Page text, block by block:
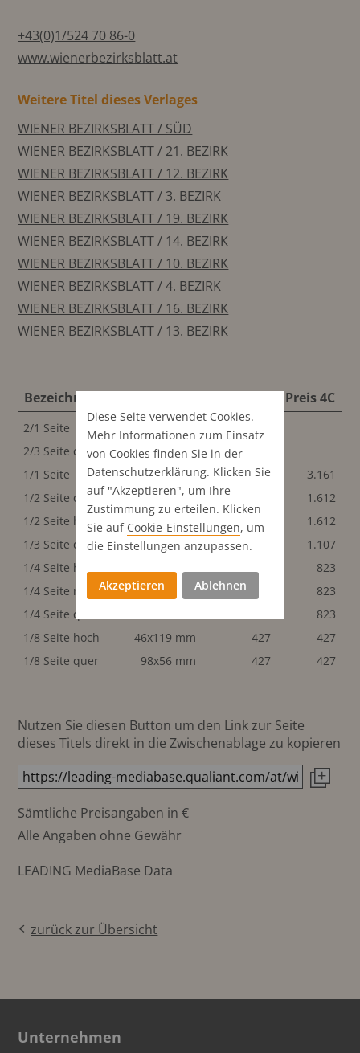
+43(0)1/524 70 86-0
www.wienerbezirksblatt.at
Weitere Titel dieses Verlages
WIENER BEZIRKSBLATT / SÜD
WIENER BEZIRKSBLATT / 21. BEZIRK
WIENER BEZIRKSBLATT / 12. BEZIRK
WIENER BEZIRKSBLATT / 3. BEZIRK
WIENER BEZIRKSBLATT / 19. BEZIRK
WIENER BEZIRKSBLATT / 14. BEZIRK
WIENER BEZIRKSBLATT / 10. BEZIRK
WIENER BEZIRKSBLATT / 4. BEZIRK
WIENER BEZIRKSBLATT / 16. BEZIRK
WIENER BEZIRKSBLATT / 13. BEZIRK
Bezeichnung Format Preis S/W Preis 4C
2/1 Seite
420x270 mm
2/3 Seite quer
200x160 mm
1/1 Seite
200x270 mm 3.161
3.161
1/2 Seite quer
200x119 mm
1.612
1/2 Seite hoch
98x246 mm
1.612
1/3 Seite quer
200x78 mm 1.107
1.107
1/4 Seite hoch
823
1/4 Seite normal
98x119 mm
823
1/4 Seite quer
823
1/8 Seite hoch
46x119 mm 427
427
1/8 Seite quer
98x56 mm 427 427
Nutzen Sie diesen Button um den Link zur Seite
dieses Titels direkt in die Zwischenablage zu kopieren
Sämtliche Preisangaben in €
Alle Angaben ohne Gewähr
LEADING MediaBase Data
zurück zur Übersicht
Unternehmen
Diese Seite verwendet Cookies.
Mehr Informationen zum Einsatz
von Cookies finden Sie in der
Datenschutz­erklärung. Klicken Sie
auf "Akzeptieren", um Ihre
Zustimmung zu erteilen. Klicken
Sie auf Cookie-Einstellungen, um
die Einstellungen anzupassen.
Akzeptieren Ablehnen